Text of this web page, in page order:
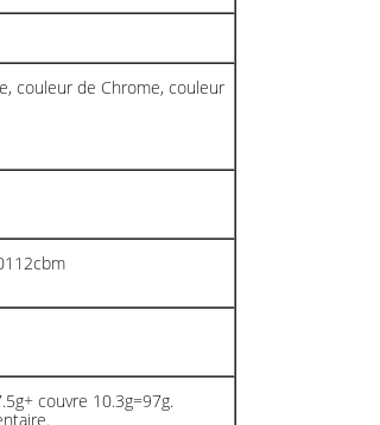
couleur de Chrome, couleur
couvre 10.3g=97g.